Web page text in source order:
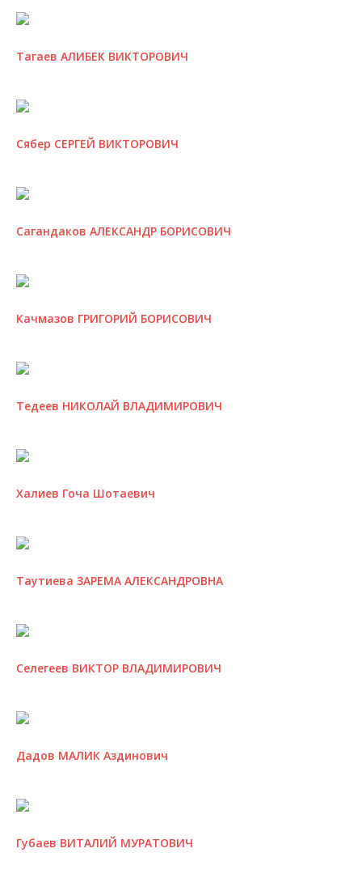
Тагаев АЛИБЕК ВИКТОРОВИЧ
Сябер СЕРГЕЙ ВИКТОРОВИЧ
Сагандаков АЛЕКСАНДР БОРИСОВИЧ
Качмазов ГРИГОРИЙ БОРИСОВИЧ
Тедеев НИКОЛАЙ ВЛАДИМИРОВИЧ
Халиев Гоча Шотаевич
Таутиева ЗАРЕМА АЛЕКСАНДРОВНА
Селегеев ВИКТОР ВЛАДИМИРОВИЧ
Дадов МАЛИК Аздинович
Губаев ВИТАЛИЙ МУРАТОВИЧ